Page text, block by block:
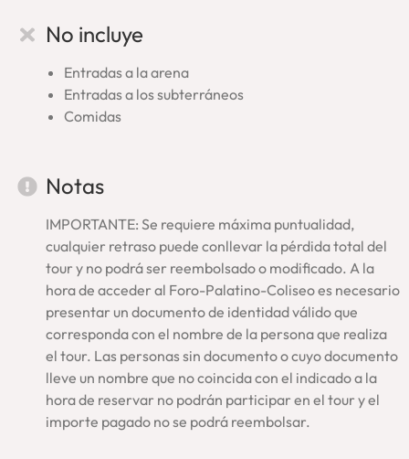
Palatino
centro de las instituciones de Roma. Luego, subiremos hasta
la colina delPalatinoque alojó los palacios imperiales y en
donde nació la ciudad. En estos lugares del corazón de la
Por último, visitaremos el
interiorcaminaremos al borde dela arena, no sobre la
parte reconstruida en madera, asomándonos para
contemplar los espacios subterráneos que estaban debajo
de ella. De esta forma, contemplaremos de cerca los
entramados que hacían posible los grandiosos y terribles
espectáculos. Nuestro tour en el Coliseo Romano te hará
revivir los ‘juegos’ que tenían lugar en esta maravilla del
mundo antiguo: el Anfiteatro Flavio.
Confirmación de la visita guiada
No incluye
Entradas a la arena
Entradas a los subterráneos
Comidas
Notas
IMPORTANTE: Se requiere máxima puntualidad,
cualquier retraso puede conllevar la pérdida total del
tour y no podrá ser reembolsado o modificado. A la
hora de acceder al Foro-Palatino-Coliseo es necesario
presentar un documento de identidad válido que
corresponda con el nombre de la persona que realiza
el tour. Las personas sin documento o cuyo documento
lleve un nombre que no coincida con el indicado a la
hora de reservar no podrán participar en el tour y el
importe pagado no se podrá reembolsar.